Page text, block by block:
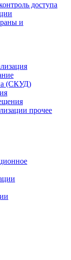
доступа
и
(СКУД)
прочее